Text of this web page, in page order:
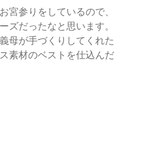
宮参りをしているので、
ズだったなと思います。
母が手づくりしてくれた
素材のベストを仕込んだ